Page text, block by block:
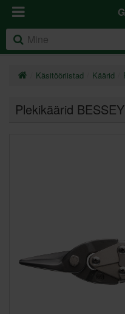
Käsitööriistad Käärid
Plekikäärid